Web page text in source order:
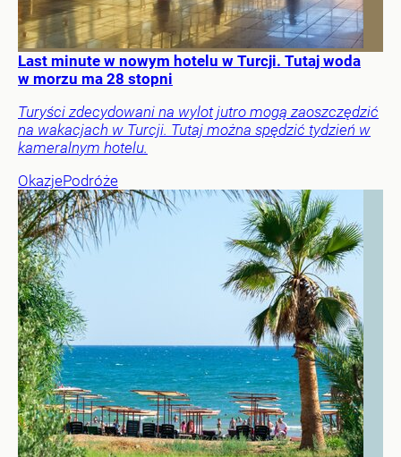
Last minute w nowym hotelu w Turcji. Tutaj woda
w morzu ma 28 stopni
Turyści zdecydowani na wylot jutro mogą zaoszczędzić
na wakacjach w Turcji. Tutaj można spędzić tydzień w
kameralnym hotelu.
OkazjePodróże